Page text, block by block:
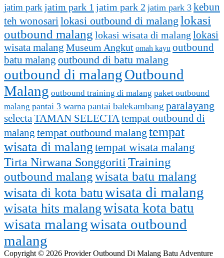
jatim park jatim park 1 jatim park 2 jatim park 3 kebun
teh wonosarilokasi outbound di malang lokasi
outbound malang lokasi wisata di malang lokasi
wisata malang Museum Angkut omah kayu outbound
batu malang outbound di batu malang
outbound di malangOutbound
Malang outbound training di malang paket outbound
malang pantai 3 warna pantai balekambang paralayang
selectaTAMAN SELECTAtempat outbound di
malang tempat outbound malang tempat
wisata di malangtempat wisata malang
Tirta Nirwana Songgoriti Training
outbound malangwisata batu malang
wisata di kota batuwisata di malang
wisata hits malangwisata kota batu
wisata malangwisata outbound
malang
Copyright © 2026 Provider Outbound Di Malang Batu Adventure